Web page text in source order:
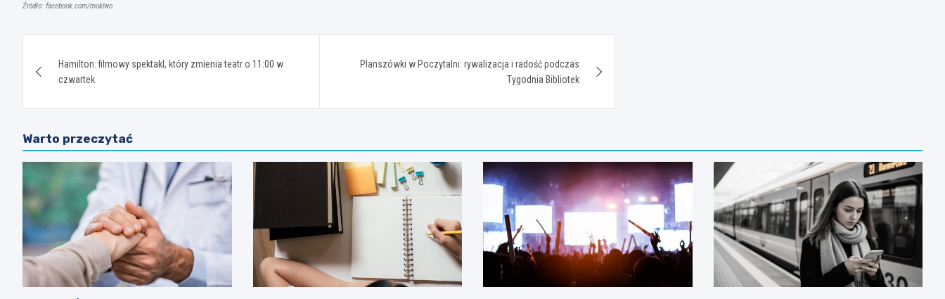
Źródło: facebook.com/moklwo
wpisuHamilton: filmowy spektakl, który zmienia teatr o 11:00 w
czwartek
Planszówki w Poczytalni: rywalizacja i radość podczas
Tygodnia Bibliotek
Warto przeczytać